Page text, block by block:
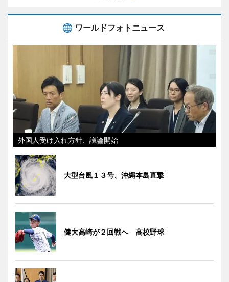
ワールドフォトニュース
外国人受け入れ方針、議論開始
大型台風１３号、沖縄本島直撃
健大高崎が２回戦へ 高校野球